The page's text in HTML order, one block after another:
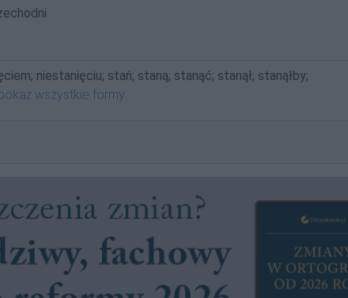
niestanięciu; stań; staną; stanąć; stanął; stanąłby;
wszystkie formy